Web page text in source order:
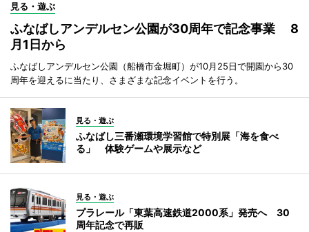
見る・遊ぶ
ふなばしアンデルセン公園が30周年で記念事業 8
月1日から
ふなばしアンデルセン公園（船橋市金堀町）が10月25日で開園から30
周年を迎えるに当たり、さまざまな記念イベントを行う。
見る・遊ぶ
ふなばし三番瀬環境学習館で特別展「海を食べ
る」 体験ゲームや展示など
見る・遊ぶ
プラレール「東葉高速鉄道2000系」発売へ 30
周年記念で再販